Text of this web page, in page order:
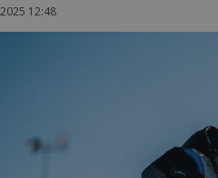
12:48